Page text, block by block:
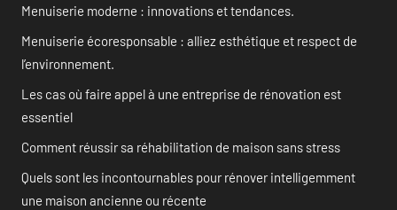
Menuiserie moderne : innovations et tendances.
Menuiserie écoresponsable : alliez esthétique et respect de
l’environnement.
Les cas où faire appel à une entreprise de rénovation est
essentiel
Comment réussir sa réhabilitation de maison sans stress
Quels sont les incontournables pour rénover intelligemment
une maison ancienne ou récente